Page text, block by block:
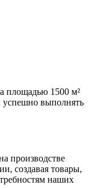
площадью 1500 м²
успешно выполнять
производстве
создавая товары,
наших